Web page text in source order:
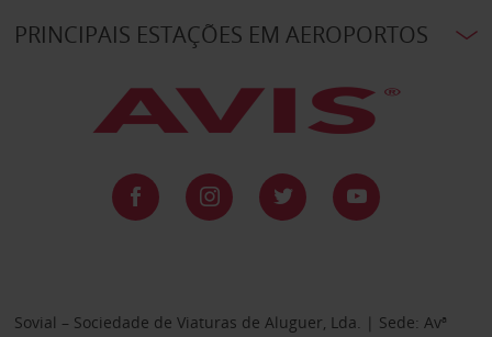
PRINCIPAIS ESTAÇÕES EM AEROPORTOS
Sovial – Sociedade de Viaturas de Aluguer, Lda. | Sede: Avª